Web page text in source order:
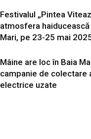
Festivalul „Pintea
atmosfera haiducească
Mari, pe 23-25 mai
Mâine are loc în Baia
campanie de colectare
electrice uzate